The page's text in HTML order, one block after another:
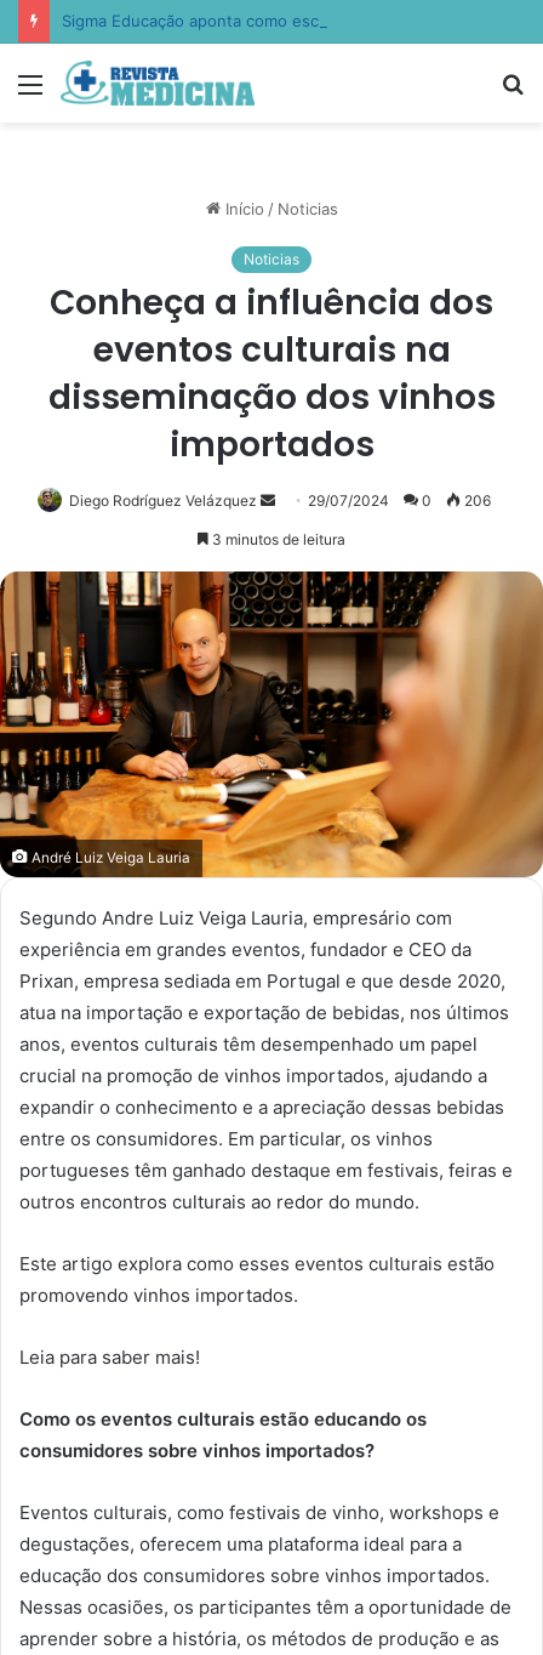
Menu
Início / Noticias
Noticias
Conheça a influência dos
eventos culturais na
disseminação dos vinhos
importados
Diego Rodríguez Velázquez
Mande
mail
29/07/2024 0 206
3 minutos de leitura
André Luiz Veiga Lauria
Segundo Andre Luiz Veiga Lauria, empresário com
experiência em grandes eventos, fundador e CEO da
Prixan, empresa sediada em Portugal e que desde 2020,
atua na importação e exportação de bebidas, nos últimos
anos, eventos culturais têm desempenhado um papel
crucial na promoção de vinhos importados, ajudando a
expandir o conhecimento e a apreciação dessas bebidas
entre os consumidores. Em particular, os vinhos
portugueses têm ganhado destaque em festivais, feiras e
outros encontros culturais ao redor do mundo.
Este artigo explora como esses eventos culturais estão
promovendo vinhos importados.
Leia para saber mais!
Como os eventos culturais estão educando os
consumidores sobre vinhos importados?
Eventos culturais, como festivais de vinho, workshops e
degustações, oferecem uma plataforma ideal para a
educação dos consumidores sobre vinhos importados.
Nessas ocasiões, os participantes têm a oportunidade de
aprender sobre a história, os métodos de produção e as